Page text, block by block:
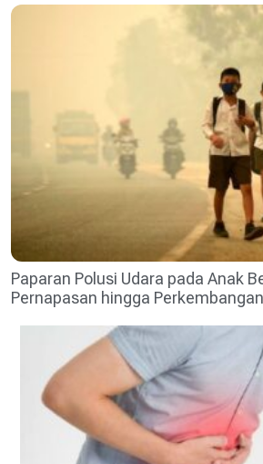
Paparan Polusi Udara pada Anak
Pernapasan hingga